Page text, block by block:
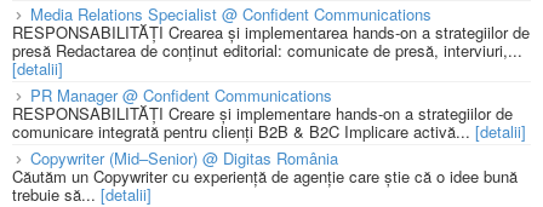
Media Relations Specialist @ Confident Communications
RESPONSABILITĂȚI Crearea și implementarea hands-on a strategiilor de
presă Redactarea de conținut editorial: comunicate de presă, interviuri,...
[detalii]
PR Manager @ Confident Communications
RESPONSABILITĂȚI Creare și implementare hands-on a strategiilor de
comunicare integrată pentru clienți B2B & B2C Implicare activă... [detalii]
Copywriter (Mid–Senior) @ Digitas România
Căutăm un Copywriter cu experiență de agenție care știe că o idee bună
trebuie să... [detalii]